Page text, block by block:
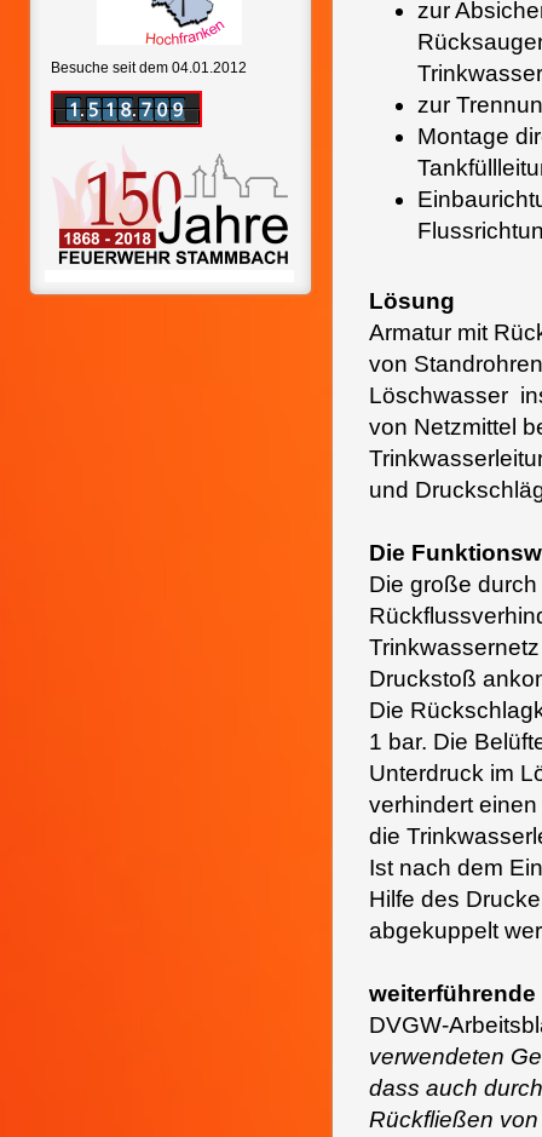
Besuche seit dem 04.01.2012
zur
zur
Montage
Lösung
Armatur mit
von
Löschwasser
von Netzmittel
und
Die
Die große
Druckstoß
Die
1 bar. Die
Unterdruck im
verhindert
die
Ist nach dem
Hilfe des
abgekuppelt
weiterführende
DVGW-
verwendeten
dass auch
Rückfließen